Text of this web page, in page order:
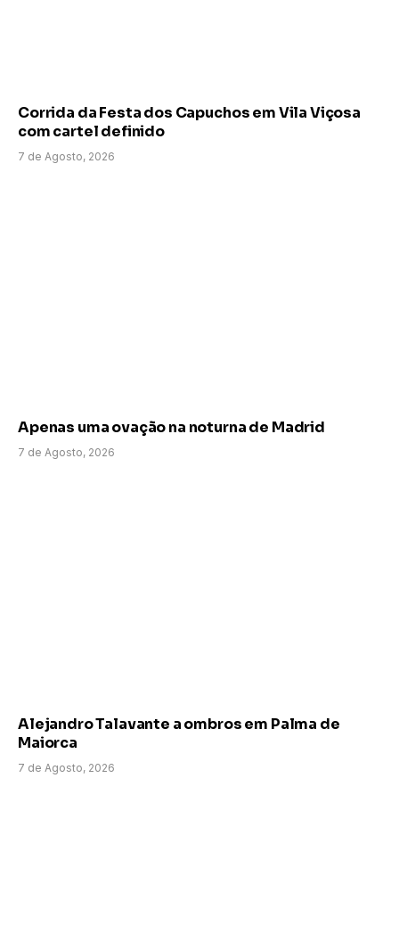
Corrida da Festa dos Capuchos em Vila Viçosa
com cartel definido
7 de Agosto, 2026
Apenas uma ovação na noturna de Madrid
7 de Agosto, 2026
Alejandro Talavante a ombros em Palma de
Maiorca
7 de Agosto, 2026